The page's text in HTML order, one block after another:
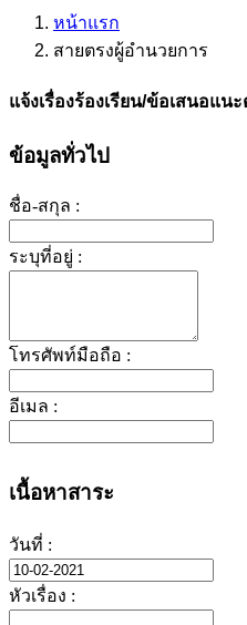
หน้าแรก
สายตรงผู้อำนวยการ
แจ้งเรื่องร้องเรียน/ข้อเสนอแน
ข้อมูลทั่วไป
ชื่อ-สกุล :
ระบุที่อยู่ :
โทรศัพท์มือถือ :
อีเมล :
เนื้อหาสาระ
วันที่ :
หัวเรื่อง :